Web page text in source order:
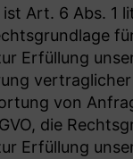
Art. 6 Abs. 1
Erfüllung
von
die
Erfüllung